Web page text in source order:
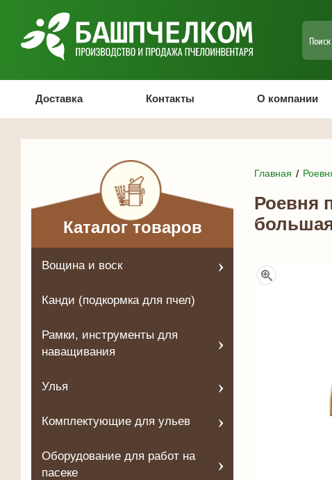
Доставка Контакты О компании
Каталог товаров
Вощина и воск
Канди (подкормка для пчел)
Рамки, инструменты для
наващивания
Улья
Комплектующие для ульев
Оборудование для работ на
пасеке
Главная
Роевня